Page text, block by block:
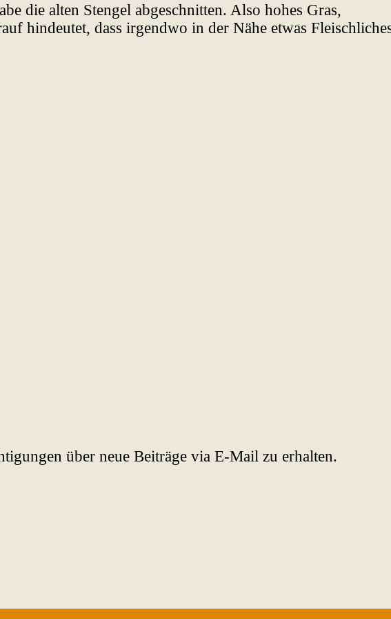
die alten Stengel abgeschnitten. Also hohes Gras,
hindeutet, dass irgendwo in der Nähe etwas
über neue Beiträge via E-Mail zu erhalten.